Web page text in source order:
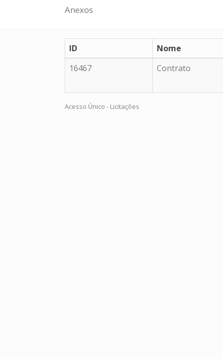
Anexos
ID
Nome
16467
Contrato
Acesso Único - Licitações